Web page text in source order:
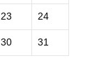
23 24
30 31